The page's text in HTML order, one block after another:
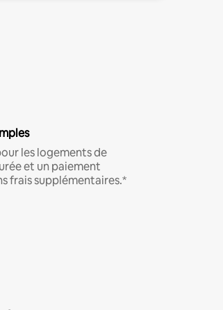
les logements de
et un paiement
frais supplémentaires.*